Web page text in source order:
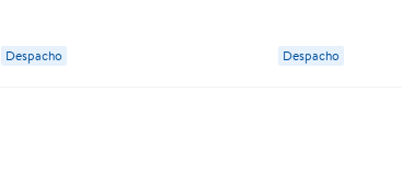
Despacho Despacho